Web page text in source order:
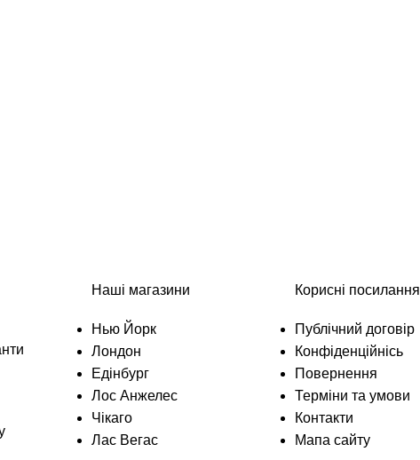
Наші магазини
Нью Йорк
Лондон
Едінбург
Лос Анжелес
Чікаго
Лас Вегас
Корисні посилання
Публічний договір
Конфіденційнісь
Повернення
Терміни та умови
Контакти
Мапа сайту